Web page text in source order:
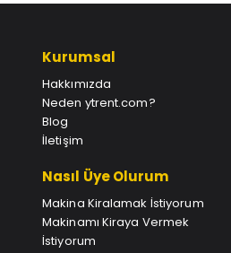
Kurumsal
Hakkımızda
Neden ytrent.com?
Blog
İletişim
Nasıl Üye Olurum
Makina Kiralamak İstiyorum
Makinamı Kiraya Vermek
İstiyorum